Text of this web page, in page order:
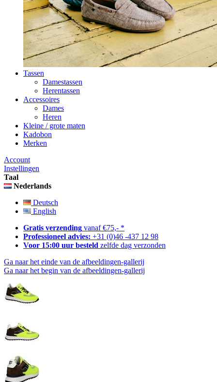
Tassen
Damestassen
Herentassen
Accessoires
Dames
Heren
Kleine / grote maten
Kadobon
Merken
Account
Instellingen
Taal
Nederlands
Deutsch
English
Gratis verzending vanaf €75,- *
Professioneel advies: +31 (0)46 -437 12 98
Voor 15:00 uur besteld zelfde dag verzonden
Ga naar het einde van de afbeeldingen-gallerij
Ga naar het begin van de afbeeldingen-gallerij